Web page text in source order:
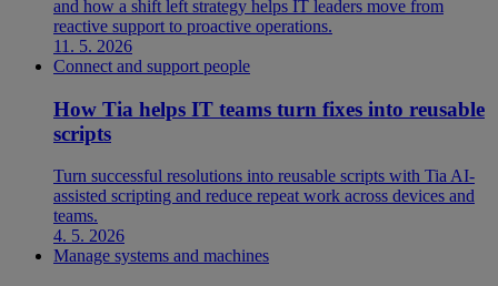
and how a shift left strategy helps IT leaders move from
reactive support to proactive operations.
11. 5. 2026
Connect and support people
How Tia helps IT teams turn fixes into reusable
scripts
Turn successful resolutions into reusable scripts with Tia AI-
assisted scripting and reduce repeat work across devices and
teams.
4. 5. 2026
Manage systems and machines